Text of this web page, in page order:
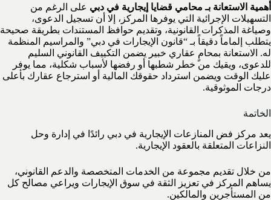
أهمية الاستعانة بـ محامي قضايا إيجارية في دبي على الرغم من
التسهيلات الإجرائية التي يوفرها المركز، إلا أن تسجيل الدعوى،
وصياغة المذكرات القانونية، وتقديم حوافظ المستندات بطريقة صحيحة
يتطلب إلماماً دقيقاً بـ “قانون الإيجارات في دبي” والمراسيم المنظمة
له. الاستعانة بمحامٍ عقاري خبير يضمن التكييف القانوني السليم
للدعوى، ويقيك من خطر شطبها أو رفضها لأسباب شكلية، مما يوفر
عليك الوقت ويضمن استرداد حقوقك المالية أو استرجاع عقارك بأعلى
درجات الموثوقية.
الخاتمة
يعد مركز فض المنازعات الإيجارية في دبي رائدًا في إدارة وحل
النزاعات المتعلقة بالعقود الإيجارية.
من خلال تقديم مجموعة من الخدمات المتخصصة والدعم القانوني،
يساهم المركز في تعزيز الثقة في سوق الإيجارات ويراعي مصالح كل
من المستأجرين والمالكين.